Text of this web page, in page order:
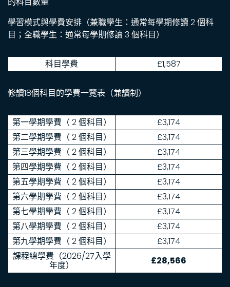
學習模式與學費安排（兼職學生：通常每學期修讀 2 個科
目；全職學生：通常每學期修讀 3 個科目）
科目學費 £1,587
修讀18個科目的學費一覽表（兼讀制）
第一學期學費（ 2 個科目）
£3,174
第二學期學費（ 2 個科目）
£3,174
第三學期學費（ 2 個科目）
£3,174
第四學期學費（ 2 個科目）
£3,174
第五學期學費（ 2 個科目）
£3,174
第六學期學費（ 2 個科目）
£3,174
第七學期學費（ 2 個科目）
£3,174
第八學期學費（ 2 個科目）
£3,174
第九學期學費（ 2 個科目）
£3,174
課程總學費（2026/27入學
年度） £28,566